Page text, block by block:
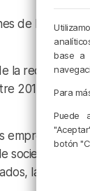
de la CAPV
la
2018 y
empresas han
sociedades
las
base a
Para
Puede
botón